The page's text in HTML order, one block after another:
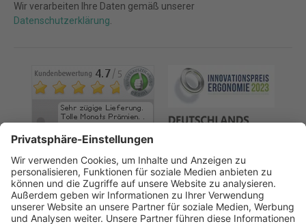
Wir verarbeiten Ihre Daten gemäß unserer
Datenschutzerklärung